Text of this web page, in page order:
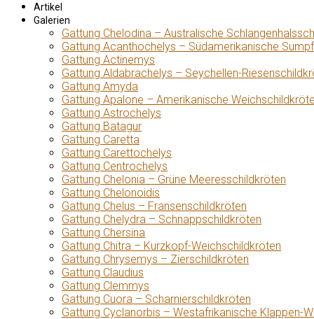
Artikel
Galerien
Gattung Chelodina – Australische
Gattung Acanthochelys – Südamerikanische
Gattung Actinemys
Gattung Aldabrachelys – Seychellen-
Gattung Amyda
Gattung Apalone – Amerikanische
Gattung Astrochelys
Gattung Batagur
Gattung Caretta
Gattung Carettochelys
Gattung Centrochelys
Gattung Chelonia – Grüne Meeresschildkröten
Gattung Chelonoidis
Gattung Chelus – Fransenschildkröten
Gattung Chelydra – Schnappschildkröten
Gattung Chersina
Gattung Chitra – Kurzkopf-Weichschildkröten
Gattung Chrysemys – Zierschildkröten
Gattung Claudius
Gattung Clemmys
Gattung Cuora – Scharnierschildkröten
Gattung Cyclanorbis – Westafrikanische Klappen-